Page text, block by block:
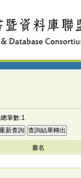
總筆數:1
書名